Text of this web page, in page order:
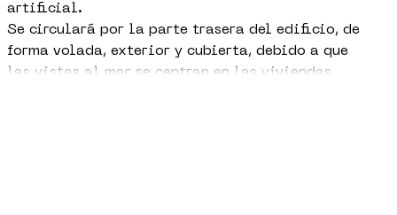
artificial.
Se circulará por la parte trasera del edificio, de
forma volada, exterior y cubierta, debido a que
las vistas al mar se centran en las viviendas.